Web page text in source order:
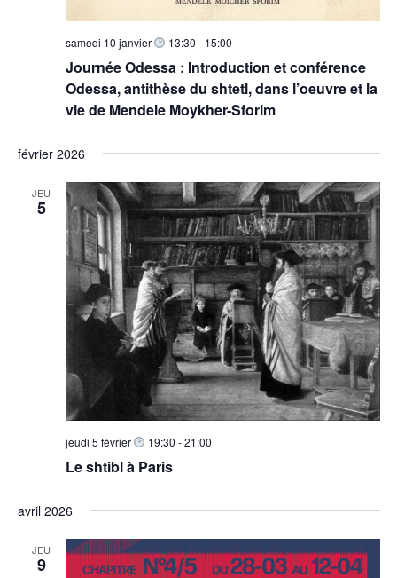
Journée Odessa : Introduction et conférence
Odessa, antithèse du shtetl, dans l’oeuvre et la
vie de Mendele Moykher-Sforim
samedi 10 janvier 13:30 - 15:00
février 2026
JEU
5
Le shtibl à Paris
jeudi 5 février 19:30 -21:00
avril 2026
JEU
9